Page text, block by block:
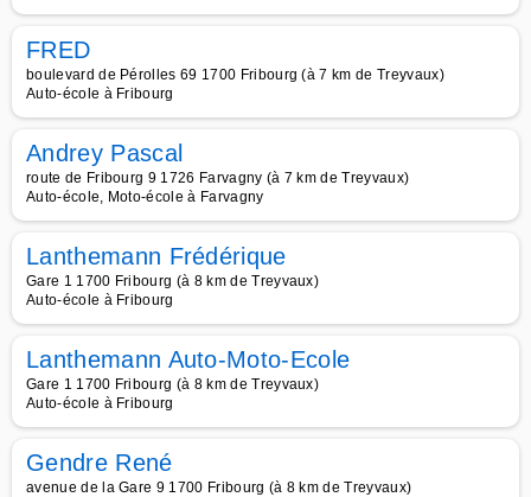
FRED
boulevard de Pérolles 69 1700 Fribourg (à 7 km de Treyvaux)
Auto-école à Fribourg
Andrey Pascal
route de Fribourg 9 1726 Farvagny (à 7 km de Treyvaux)
Auto-école, Moto-école à Farvagny
Lanthemann Frédérique
Gare 1 1700 Fribourg (à 8 km de Treyvaux)
Auto-école à Fribourg
Lanthemann Auto-Moto-Ecole
Gare 1 1700 Fribourg (à 8 km de Treyvaux)
Auto-école à Fribourg
Gendre René
avenue de la Gare 9 1700 Fribourg (à 8 km de Treyvaux)